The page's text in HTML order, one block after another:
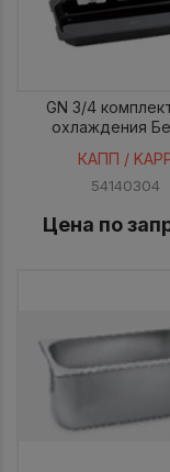
GN 3/4
охлаждения
КАПП /
54140304
Цена по